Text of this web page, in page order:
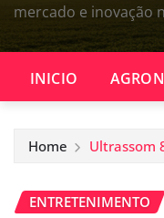
mercado e inovação
INICIO
Home Ultrassom
ENTRETENIMENTO